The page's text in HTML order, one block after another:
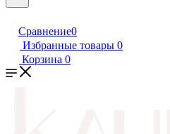
Сравнение0
Избранные товары 0
Корзина 0